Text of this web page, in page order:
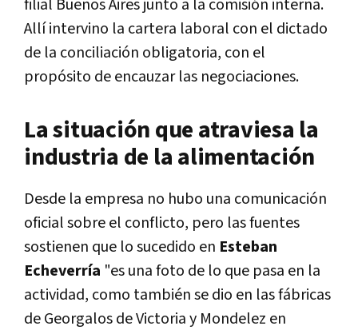
filial Buenos Aires junto a la comisión interna.
Allí intervino la cartera laboral con el dictado
de la conciliación obligatoria, con el
propósito de encauzar las negociaciones.
La situación que atraviesa la
industria de la alimentación
Desde la empresa no hubo una comunicación
oficial sobre el conflicto, pero las fuentes
sostienen que lo sucedido en Esteban
Echeverría "es una foto de lo que pasa en la
actividad, como también se dio en las fábricas
de Georgalos de Victoria y Mondelez en